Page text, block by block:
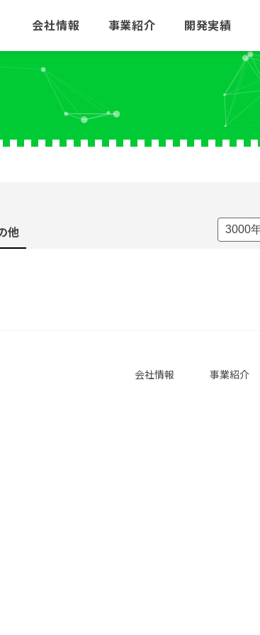
会社情報 事業紹介 開発実績
他
会社情報 事業紹介